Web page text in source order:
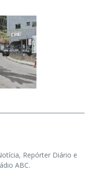
Repórter Diário e
ABC.